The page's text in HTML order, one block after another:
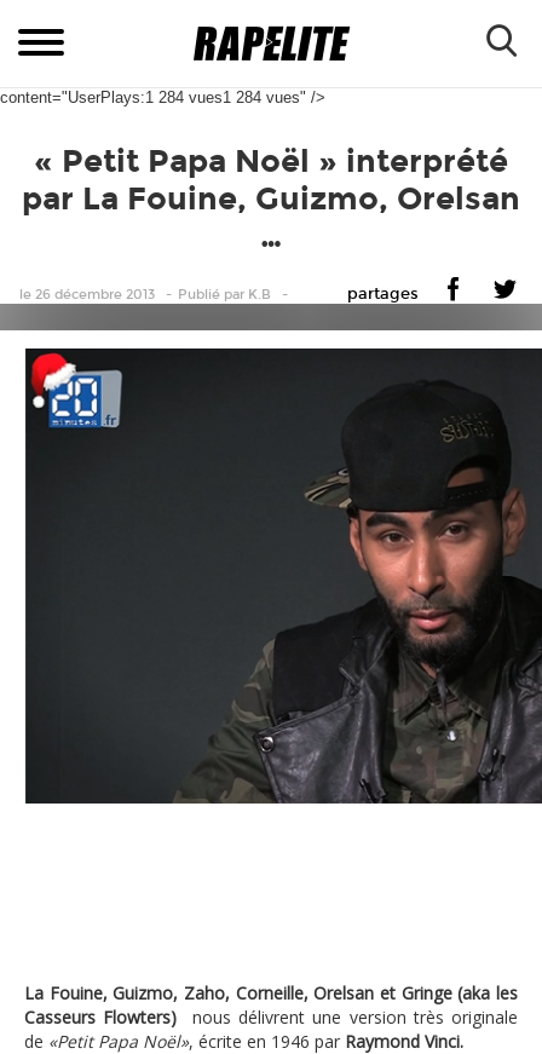
content="UserPlays:1 284 vues1 284 vues" />
« Petit Papa Noël » interprété
par La Fouine, Guizmo, Orelsan
…
le 26 décembre 2013 Publié par K.B partages
La Fouine, Guizmo, Zaho, Corneille, Orelsan et Gringe (aka les
Casseurs Flowters) nous délivrent une version très originale
de «Petit Papa Noël», écrite en 1946 par Raymond Vinci.